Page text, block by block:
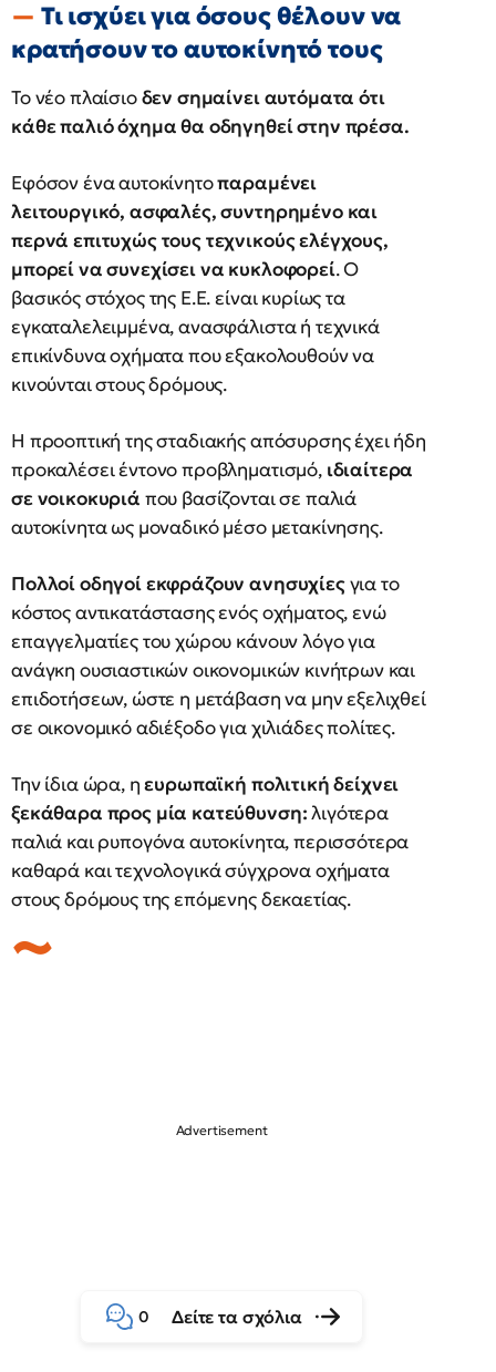
Τι ισχύει για όσους θέλουν να
κρατήσουν το αυτοκίνητό τους
Το νέο πλαίσιοδεν σημαίνει αυτόματα ότι
κάθε παλιό όχημα θα οδηγηθεί στην πρέσα.
Εφόσον ένα αυτοκίνητοπαραμένει
λειτουργικό, ασφαλές, συντηρημένο και
περνά επιτυχώς τους τεχνικούς ελέγχους,
μπορεί να συνεχίσει να κυκλοφορεί. Ο
βασικός στόχος της Ε.Ε. είναι κυρίως τα
εγκαταλελειμμένα, ανασφάλιστα ή τεχνικά
επικίνδυνα οχήματα που εξακολουθούν να
κινούνται στους δρόμους.
Η προοπτική της σταδιακής απόσυρσης έχει ήδη
προκαλέσει έντονο προβληματισμό, ιδιαίτερα
σε νοικοκυριά που βασίζονται σε παλιά
αυτοκίνητα ως μοναδικό μέσο μετακίνησης.
Πολλοί οδηγοί εκφράζουν ανησυχίεςγια το
κόστος αντικατάστασης ενός οχήματος, ενώ
επαγγελματίες του χώρου κάνουν λόγο για
ανάγκη ουσιαστικών οικονομικών κινήτρων και
επιδοτήσεων, ώστε η μετάβαση να μην εξελιχθεί
σε οικονομικό αδιέξοδο για χιλιάδες πολίτες.
Την ίδια ώρα, ηευρωπαϊκή πολιτική δείχνει
ξεκάθαρα προς μία κατεύθυνση:λιγότερα
παλιά και ρυπογόνα αυτοκίνητα, περισσότερα
καθαρά και τεχνολογικά σύγχρονα οχήματα
στους δρόμους της επόμενης δεκαετίας.
0 Δείτε τα σχόλια